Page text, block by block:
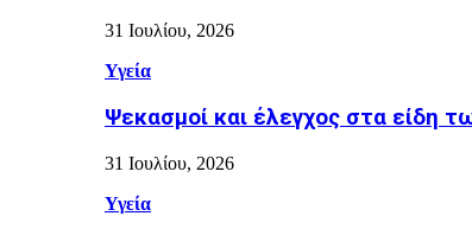
31 Ιουλίου, 2026
Υγεία
Ψεκασμοί και έλεγχος στα είδη
31 Ιουλίου, 2026
Υγεία